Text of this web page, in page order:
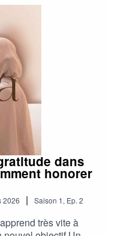
dans
honorer
2026 | Saison 1, Ep. 2
très vite à